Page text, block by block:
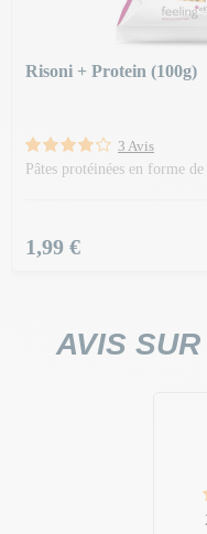
Risoni + Protein (100g)
3 Avis
Pâtes protéinées en forme
Prix
1,99 €
AVIS